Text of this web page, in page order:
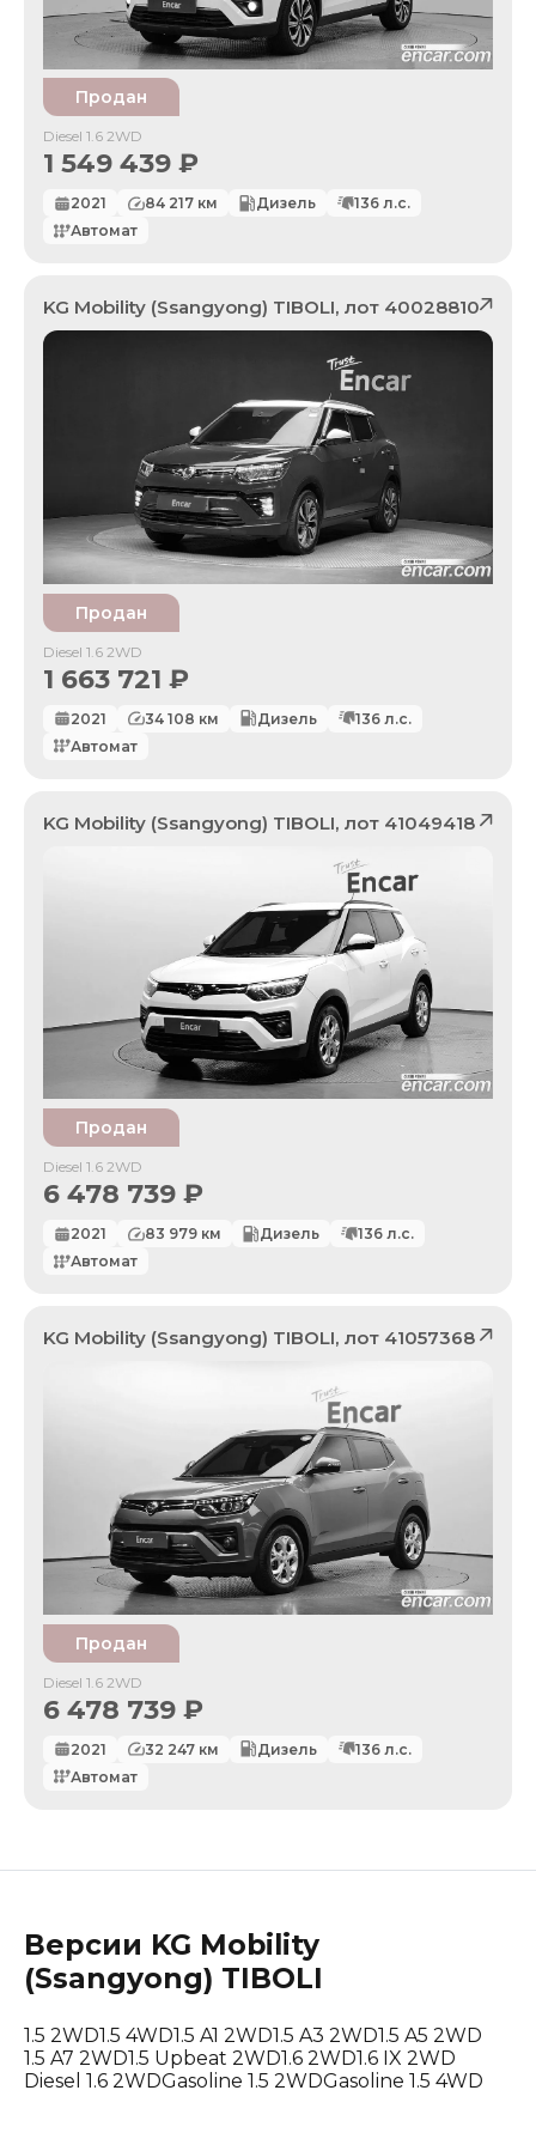
Продан
Diesel 1.6 2WD
1 549 439 ₽
2021 84 217 км Дизель 136 л.с.
Автомат
KG Mobility (Ssangyong) TIBOLI, лот 40028810
Продан
Diesel 1.6 2WD
1 663 721 ₽
2021 34 108 км Дизель 136 л.с.
Автомат
KG Mobility (Ssangyong) TIBOLI, лот 41049418
Продан
Diesel 1.6 2WD
6 478 739 ₽
2021 83 979 км Дизель 136 л.с.
Автомат
KG Mobility (Ssangyong) TIBOLI, лот 41057368
Продан
Diesel 1.6 2WD
6 478 739 ₽
2021 32 247 км Дизель 136 л.с.
Автомат
Версии KG Mobility
(Ssangyong) TIBOLI
1.5 2WD1.5 4WD1.5 A1 2WD1.5 A3 2WD1.5 A5 2WD
1.5 A7 2WD1.5 Upbeat 2WD1.6 2WD1.6 IX 2WD
Diesel 1.6 2WDGasoline 1.5 2WDGasoline 1.5 4WD